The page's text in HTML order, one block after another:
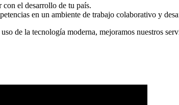
el desarrollo de tu país.
en un ambiente de trabajo colaborativo y
de la tecnología moderna, mejoramos nuestros